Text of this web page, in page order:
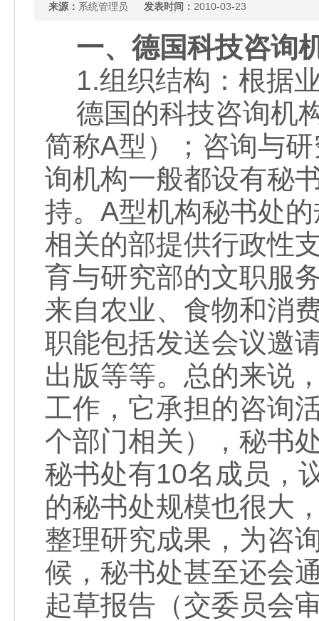
来源： 系统管理员 发表时间： 2010-03-23
一、德国科技咨询
1.组织结构：根据
德国的科技咨询机
简称A型）；咨询与
询机构一般都设有秘
持。A型机构秘书处
相关的部提供行政性
育与研究部的文职服
来自农业、食物和消
职能包括发送会议邀
出版等等。总的来说
工作，它承担的咨询
个部门相关），秘书
秘书处有10名成员，
的秘书处规模也很大
整理研究成果，为咨
候，秘书处甚至还会
起草报告（交委员会